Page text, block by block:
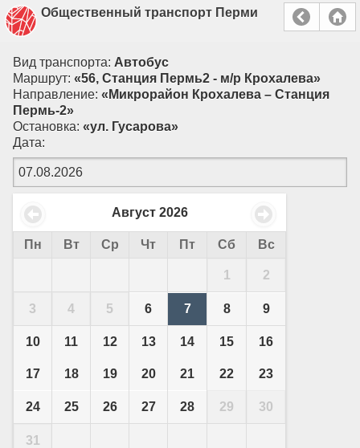
Общественный транспорт Перми
Вид транспорта: Автобус
Маршрут: «56, Станция Пермь2 - м/р Крохалева»
Направление: «Микрорайон Крохалева – Станция
Пермь-2»
Остановка: «ул. Гусарова»
Дата:
Август 2026
Пн Вт Ср Чт Пт Сб Вс
1 2
3 4 5 6 7 8 9
10 11 12 13 14 15 16
17 18 19 20 21 22 23
24 25 26 27 28 29 30
31